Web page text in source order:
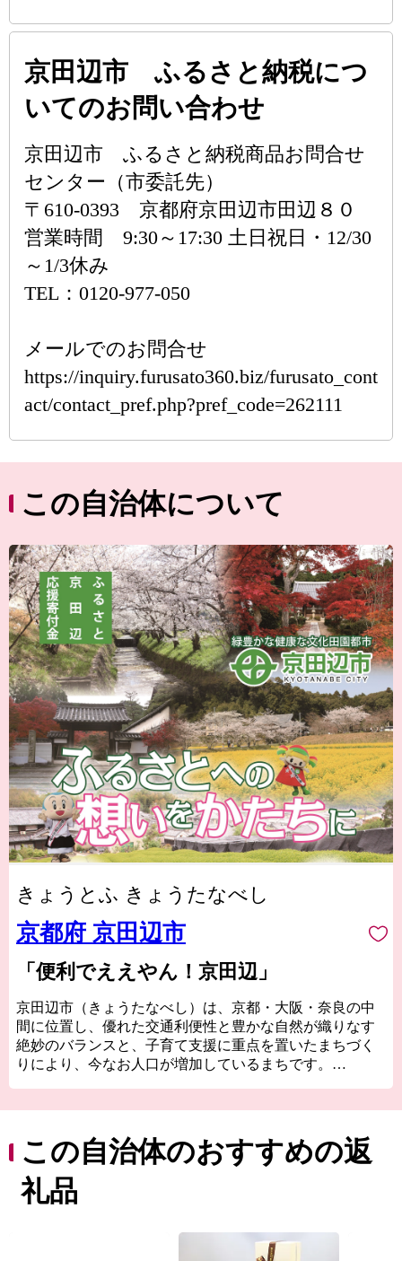
京田辺市 ふるさと納税につ
いてのお問い合わせ
京田辺市 ふるさと納税商品お問合せ
センター（市委託先）
〒610-0393 京都府京田辺市田辺８０
営業時間 9:30～17:30 土日祝日・12/30
～1/3休み
TEL：0120-977-050
メールでのお問合せ
https://inquiry.furusato360.biz/furusato_cont
act/contact_pref.php?pref_code=262111
この自治体について
きょうとふ きょうたなべし
京都府 京田辺市
「便利でええやん！京田辺」
京田辺市（きょうたなべし）は、京都・大阪・奈良の中
間に位置し、優れた交通利便性と豊かな自然が織りなす
絶妙のバランスと、子育て支援に重点を置いたまちづく
りにより、今なお人口が増加しているまちです。
文化学術研究都市の一翼を担うまちとして発展し、新旧
の文化や知的財産が融合する新たな文化を創造していま
す。
さらに、新名神高速道路の全線開通によって、高速道路
未来に向け大きなポテンシャルを秘めたまちとして発展
この自治体のおすすめの返
礼品